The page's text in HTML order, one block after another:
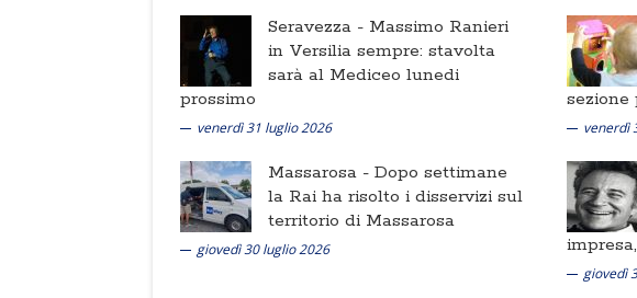
Seravezza - Massimo Ranieri
in Versilia sempre: stavolta
sarà al Mediceo lunedi
prossimo
venerdì 31 luglio 2026
sezione
venerdì
Massarosa - Dopo settimane
la Rai ha risolto i disservizi sul
territorio di Massarosa
giovedì 30 luglio 2026
giovedì